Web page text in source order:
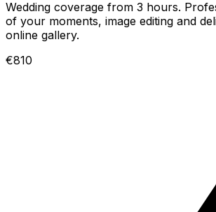
Wedding coverage from 3 hours.
of your moments, image editing and
online gallery.
€810